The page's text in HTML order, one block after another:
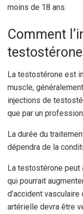
moins de 18 ans.
Comment
La testostérone est
muscle,
injections de
que par un
La durée du
dépendra de la
La testostérone peut
qui pourrait
d’accident
artérielle devra être